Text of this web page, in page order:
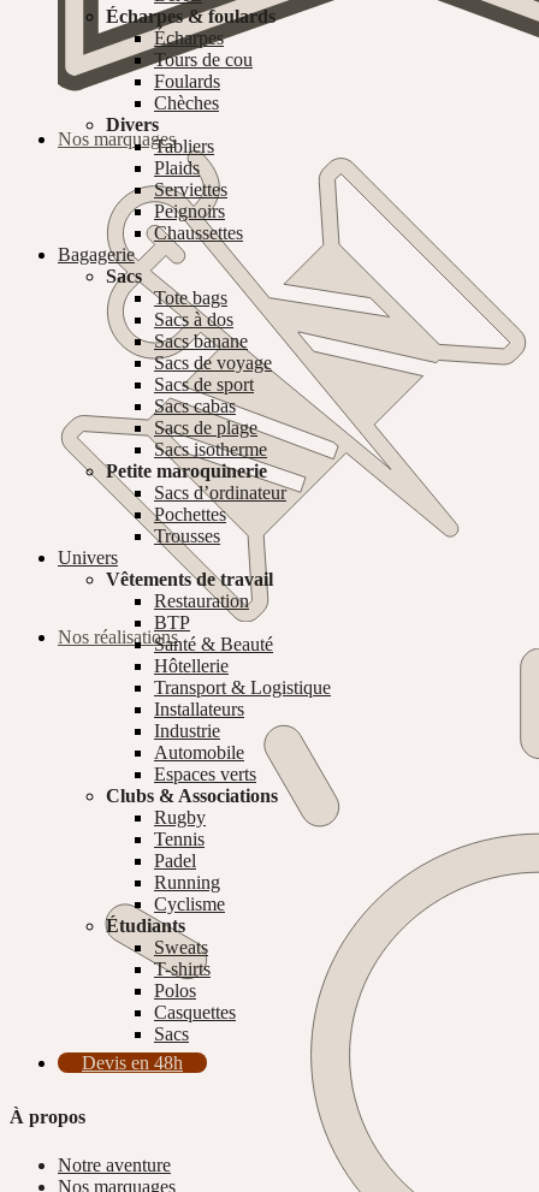
Nos marquages
Nos réalisations
Écharpes & foulards
Écharpes
Tours de cou
Foulards
Chèches
Divers
Tabliers
Plaids
Serviettes
Peignoirs
Chaussettes
Bagagerie
Sacs
Tote bags
Sacs à dos
Sacs banane
Sacs de voyage
Sacs de sport
Sacs cabas
Sacs de plage
Sacs isotherme
Petite maroquinerie
Sacs d’ordinateur
Pochettes
Trousses
Univers
Vêtements de travail
Restauration
BTP
Santé & Beauté
Hôtellerie
Transport & Logistique
Installateurs
Industrie
Automobile
Espaces verts
Clubs & Associations
Rugby
Tennis
Padel
Running
Cyclisme
Étudiants
Sweats
T-shirts
Polos
Casquettes
Sacs
Devis en 48h
À propos
Notre aventure
Nos marquages